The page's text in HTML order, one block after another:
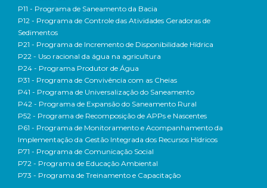
P11 - Programa de Saneamento da Bacia
P12 - Programa de Controle das Atividades Geradoras de
Sedimentos
P21 - Programa de Incremento de Disponibilidade Hídrica
P22 - Uso racional da água na agricultura
P24 - Programa Produtor de Água
P31 - Programa de Convivência com as Cheias
P41 - Programa de Universalização do Saneamento
P42 - Programa de Expansão do Saneamento Rural
P52 - Programa de Recomposição de APPs e Nascentes
P61 - Programa de Monitoramento e Acompanhamento da
Implementação da Gestão Integrada dos Recursos Hídricos
P71 - Programa de Comunicação Social
P72 - Programa de Educação Ambiental
P73 - Programa de Treinamento e Capacitação